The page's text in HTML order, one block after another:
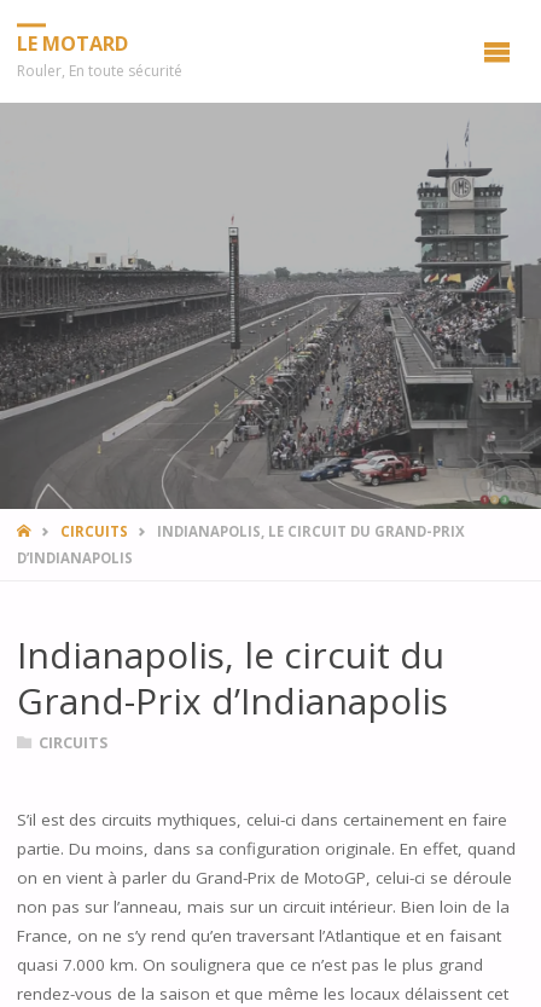
LE MOTARD
Rouler, En toute sécurité
HOMECIRCUITS
INDIANAPOLIS, LE CIRCUIT DU GRAND-PRIX
D’INDIANAPOLIS
Indianapolis, le circuit du
Grand-Prix d’Indianapolis
CIRCUITS
S’il est des circuits mythiques, celui-ci dans certainement en faire
partie. Du moins, dans sa configuration originale. En effet, quand
on en vient à parler du Grand-Prix de MotoGP, celui-ci se déroule
non pas sur l’anneau, mais sur un circuit intérieur. Bien loin de la
France, on ne s’y rend qu’en traversant l’Atlantique et en faisant
quasi 7.000 km. On soulignera que ce n’est pas le plus grand
rendez-vous de la saison et que même les locaux délaissent cet